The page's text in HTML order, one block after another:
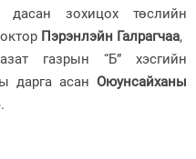
дасан зохицох төслийн
Пэрэнлэйн Галрагчаа,
газрын “Б” хэсгийн
дарга асан Оюунсайханы